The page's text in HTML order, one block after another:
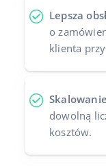
Lepsza
o
klienta
dowolną
kosztów.